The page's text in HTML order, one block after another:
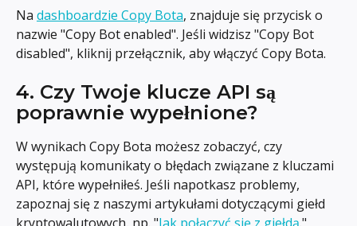
Na dashboardzie Copy Bota, znajduje się przycisk o
nazwie "Copy Bot enabled". Jeśli widzisz "Copy Bot
disabled", kliknij przełącznik, aby włączyć Copy Bota.
4. Czy Twoje klucze API są
poprawnie wypełnione?
W wynikach Copy Bota możesz zobaczyć, czy
występują komunikaty o błędach związane z kluczami
API, które wypełniłeś. Jeśli napotkasz problemy,
zapoznaj się z naszymi artykułami dotyczącymi giełd